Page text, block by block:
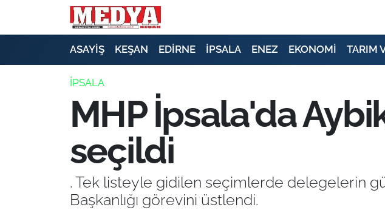
ASAYİŞ KEŞAN EDİRNE İPSALA ENEZ EKONOMİ TARIM
İPSALA
MHP İpsala'da
seçildi
. Tek listeyle gidilen seçimlerde delegelerin
Başkanlığı görevini üstlendi.
E-GAZETE
EKONOMİ